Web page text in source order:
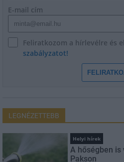
E-mail cím
Feliratkozom a hírlevélre és
szabályzatot!
LEGNÉZETTEBB
Helyi hírek
A hőségben is
Pakson